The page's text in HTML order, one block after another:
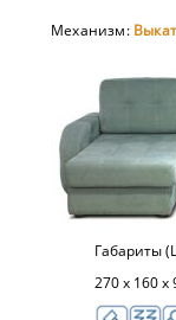
Механизм:
Габариты
270 х 160 х